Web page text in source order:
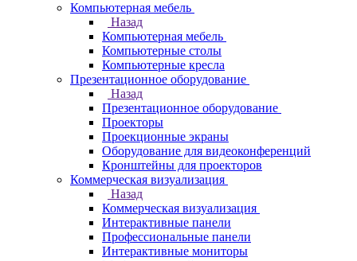
Компьютерная мебель
Назад
Компьютерная мебель
Компьютерные столы
Компьютерные кресла
Презентационное оборудование
Назад
Презентационное оборудование
Проекторы
Проекционные экраны
Оборудование для видеоконференций
Кронштейны для проекторов
Коммерческая визуализация
Назад
Коммерческая визуализация
Интерактивные панели
Профессиональные панели
Интерактивные мониторы